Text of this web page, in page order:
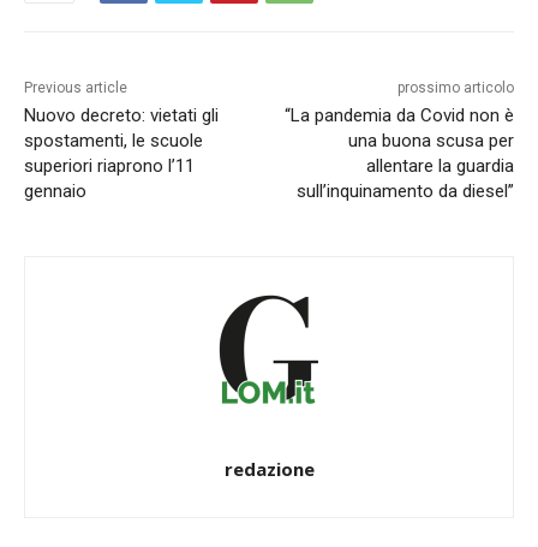
Previous article
Nuovo decreto: vietati gli
spostamenti, le scuole
superiori riaprono l’11
gennaio
prossimo articolo
“La pandemia da Covid non è
una buona scusa per
allentare la guardia
sull’inquinamento da diesel”
redazione